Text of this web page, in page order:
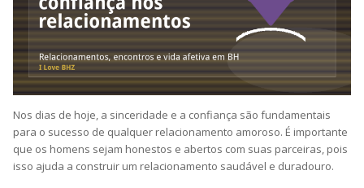
Nos dias de hoje, a sinceridade e a confiança são fundamentais
para o sucesso de qualquer relacionamento amoroso. É importante
que os homens sejam honestos e abertos com suas parceiras, pois
isso ajuda a construir um relacionamento saudável e duradouro.